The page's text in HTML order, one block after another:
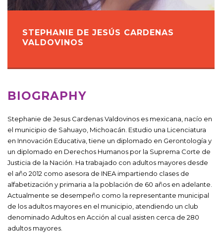
STEPHANIE DE JESÚS CARDENAS
VALDOVINOS
BIOGRAPHY
Stephanie de Jesus Cardenas Valdovinos es mexicana, nacío en
el municipio de Sahuayo, Michoacán. Estudio una Licenciatura
en Innovación Educativa, tiene un diplomado en Gerontología y
un diplomado en Derechos Humanos por la Suprema Corte de
Justicia de la Nación. Ha trabajado con adultos mayores desde
el año 2012 como asesora de INEA impartiendo clases de
alfabetización y primaria a la población de 60 años en adelante.
Actualmente se desempeño como la representante municipal
de los adultos mayores en el municipio, atendiendo un club
denominado Adultos en Acción al cual asisten cerca de 280
adultos mayores.